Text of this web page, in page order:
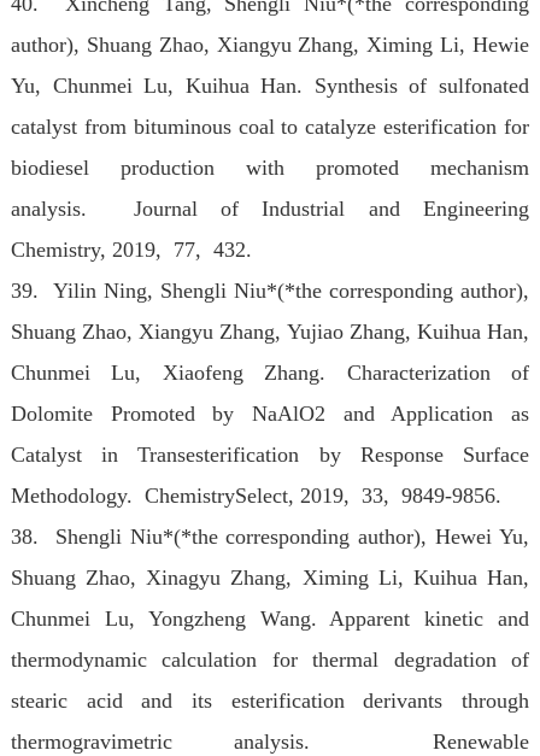
author), Shuang Zhao, Xiangyu Zhang, Ximing Li, Hewie
Yu, Chunmei Lu, Kuihua Han. Synthesis of sulfonated
catalyst from bituminous coal to catalyze esterification for
biodiesel production with promoted mechanism
analysis. Journal of Industrial and Engineering
Chemistry, 2019, 77, 432.
39. Yilin Ning, Shengli Niu*(*the corresponding author),
Shuang Zhao, Xiangyu Zhang, Yujiao Zhang, Kuihua Han,
Chunmei Lu, Xiaofeng Zhang. Characterization of
Dolomite Promoted by NaAlO2 and Application as
Catalyst in Transesterification by Response Surface
Methodology. ChemistrySelect, 2019, 33, 9849-9856.
38. Shengli Niu*(*the corresponding author), Hewei Yu,
Shuang Zhao, Xinagyu Zhang, Ximing Li, Kuihua Han,
Chunmei Lu, Yongzheng Wang. Apparent kinetic and
thermodynamic calculation for thermal degradation of
stearic acid and its esterification derivants through
thermogravimetric analysis. Renewable